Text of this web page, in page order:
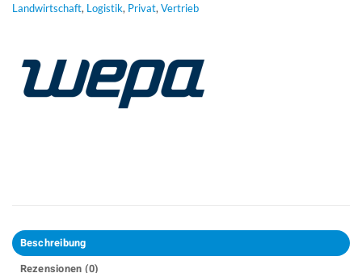
Landwirtschaft, Logistik, Privat, Vertrieb
Beschreibung
Rezensionen (0)